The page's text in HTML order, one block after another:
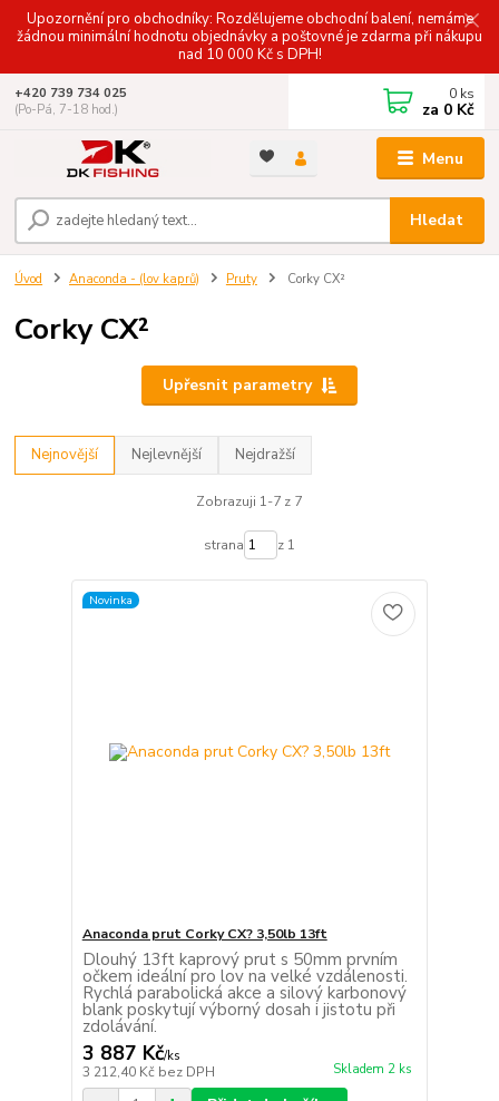
Upozornění pro obchodníky: Rozdělujeme obchodní balení, nemáme
žádnou minimální hodnotu objednávky a poštovné je zdarma při nákupu
nad 10 000 Kč s DPH!
Menu
Hledat
+420 739 734 025
(Po-Pá, 7-18 hod.)
0 ks
za 0 Kč
Úvod Anaconda - (lov kaprů) Pruty Corky CX²
Corky CX²
Upřesnit parametry
Nejnovější Nejlevnější Nejdražší
Zobrazuji 1-7 z 7
strana z 1
Novinka
Anaconda prut Corky CX? 3,50lb 13ft
Dlouhý 13ft kaprový prut s 50mm prvním
očkem ideální pro lov na velké vzdálenosti.
Rychlá parabolická akce a silový karbonový
blank poskytují výborný dosah i jistotu při
zdolávání.
3 887 Kč/ks
3 212,40 Kč bez DPH Skladem 2 ks